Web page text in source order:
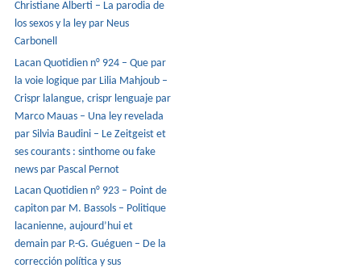
Christiane Alberti – La parodia de
los sexos y la ley par Neus
Carbonell
Lacan Quotidien n° 924 – Que par
la voie logique par Lilia Mahjoub –
Crispr lalangue, crispr lenguaje par
Marco Mauas – Una ley revelada
par Silvia Baudini – Le Zeitgeist et
ses courants : sinthome ou fake
news par Pascal Pernot
Lacan Quotidien n° 923 – Point de
capiton par M. Bassols – Politique
lacanienne, aujourd’hui et
demain par P.-G. Guéguen – De la
corrección política y sus